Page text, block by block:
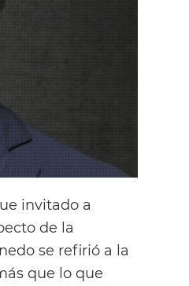
invitado a
de la
se refirió a la
que lo que